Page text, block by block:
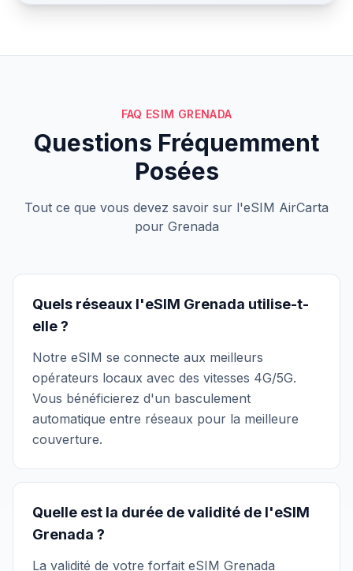
FAQ ESIM GRENADA
Questions Fréquemment
Posées
Tout ce que vous devez savoir sur l'eSIM AirCarta
pour Grenada
Quels réseaux l'eSIM Grenada utilise-t-
elle ?
Notre eSIM se connecte aux meilleurs
opérateurs locaux avec des vitesses 4G/5G.
Vous bénéficierez d'un basculement
automatique entre réseaux pour la meilleure
couverture.
Quelle est la durée de validité de l'eSIM
Grenada ?
La validité de votre forfait eSIM Grenada